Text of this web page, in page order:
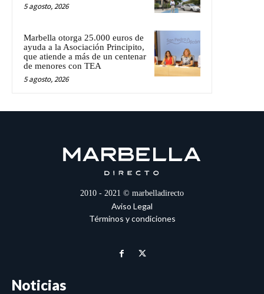
5 agosto, 2026
Marbella otorga 25.000 euros de
ayuda a la Asociación Principito,
que atiende a más de un centenar
de menores con TEA
5 agosto, 2026
2010 - 2021 © marbelladirecto
Aviso Legal
Términos y condiciones
Noticias